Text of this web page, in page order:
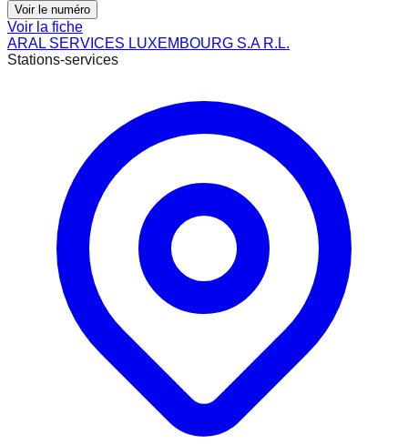
Voir le numéro
Voir la fiche
ARAL SERVICES LUXEMBOURG S.A R.L.
Stations-services